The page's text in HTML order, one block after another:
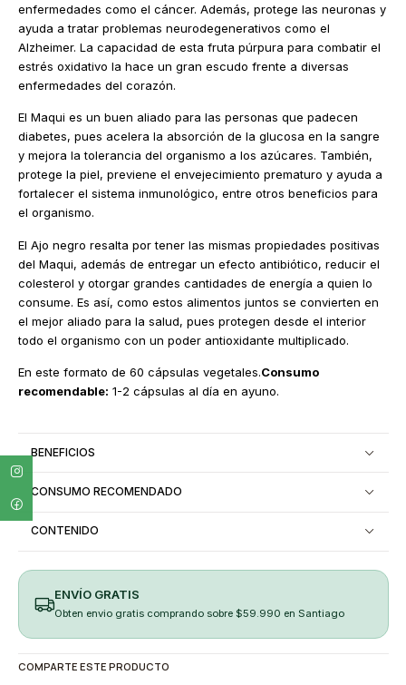
enfermedades como el cáncer. Además, protege las neuronas y
ayuda a tratar problemas neurodegenerativos como el
Alzheimer. La capacidad de esta fruta púrpura para combatir el
estrés oxidativo la hace un gran escudo frente a diversas
enfermedades del corazón.
El Maqui es un buen aliado para las personas que padecen
diabetes, pues acelera la absorción de la glucosa en la sangre
y mejora la tolerancia del organismo a los azúcares. También,
protege la piel, previene el envejecimiento prematuro y ayuda a
fortalecer el sistema inmunológico, entre otros beneficios para
el organismo.
El Ajo negro resalta por tener las mismas propiedades positivas
del Maqui, además de entregar un efecto antibiótico, reducir el
colesterol y otorgar grandes cantidades de energía a quien lo
consume. Es así, como estos alimentos juntos se convierten en
el mejor aliado para la salud, pues protegen desde el interior
todo el organismo con un poder antioxidante multiplicado.
En este formato de 60 cápsulas vegetales.Consumo
recomendable: 1-2 cápsulas al día en ayuno.
BENEFICIOS
CONSUMO RECOMENDADO
CONTENIDO
ENVÍO GRATIS
Obten envio gratis comprando sobre $59.990 en Santiago
COMPARTE ESTE PRODUCTO